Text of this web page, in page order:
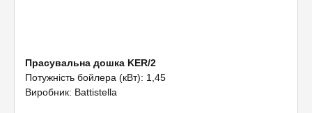
Прасувальна дошка KER/2
Потужність бойлера (кВт): 1,45
Виробник: Battistella